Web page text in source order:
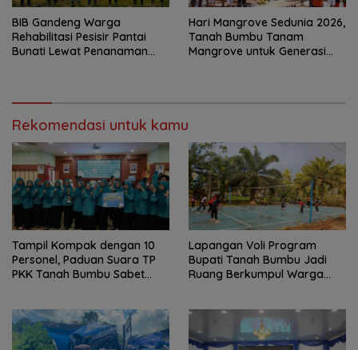
BIB Gandeng Warga
Rehabilitasi Pesisir Pantai
Bunati Lewat Penanaman
Hari Mangrove Sedunia 2026,
Tanah Bumbu Tanam
Mangrove untuk Generasi
Rekomendasi untuk kamu
Tampil Kompak dengan 10
Personel, Paduan Suara TP
PKK Tanah Bumbu Sabet
Lapangan Voli Program
Bupati Tanah Bumbu Jadi
Ruang Berkumpul Warga